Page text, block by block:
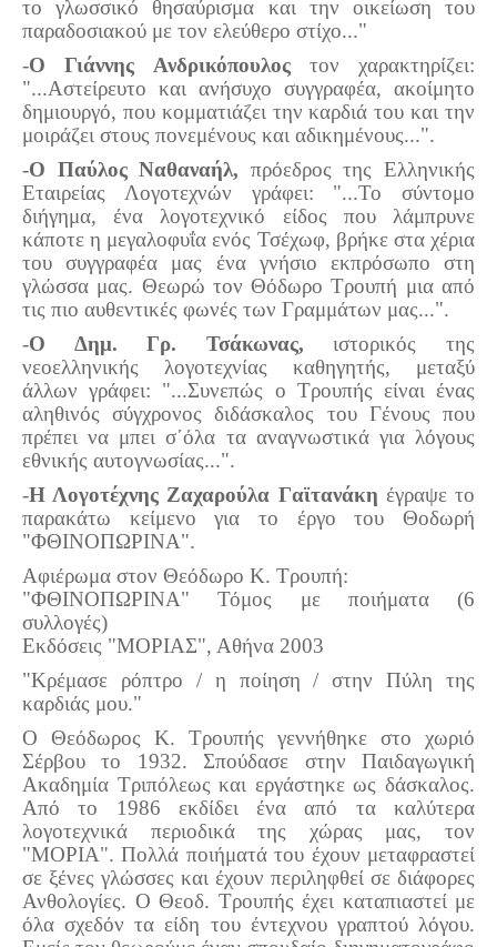
το γλωσσικό θησαύρισμα και την οικείωση του
παραδοσιακού με τον ελεύθερο στίχο..."
-Ο Γιάννης Ανδρικόπουλοςτον χαρακτηρίζει:
"...Αστείρευτο και ανήσυχο συγγραφέα, ακοίμητο
δημιουργό, που κομματιάζει την καρδιά του και την
μοιράζει στους πονεμένους και αδικημένους...".
-Ο Παύλος Ναθαναήλ, πρόεδρος της Ελληνικής
Εταιρείας Λογοτεχνών γράφει: "...Το σύντομο
διήγημα, ένα λογοτεχνικό είδος που λάμπρυνε
κάποτε η μεγαλοφυΐα ενός Τσέχωφ, βρήκε στα χέρια
του συγγραφέα μας ένα γνήσιο εκπρόσωπο στη
γλώσσα μας. Θεωρώ τον Θόδωρο Τρουπή μια από
τις πιο αυθεντικές φωνές των Γραμμάτων μας...".
-Ο Δημ. Γρ. Τσάκωνας, ιστορικός της
νεοελληνικής λογοτεχνίας καθηγητής, μεταξύ
άλλων γράφει: "...Συνεπώς ο Τρουπής είναι ένας
αληθινός σύγχρονος διδάσκαλος του Γένους που
πρέπει να μπει σ΄όλα τα αναγνωστικά για λόγους
εθνικής αυτογνωσίας...".
-Η Λογοτέχνης Ζαχαρούλα Γαϊτανάκη έγραψε το
παρακάτω κείμενο για το έργο του Θοδωρή
"ΦΘΙΝΟΠΩΡΙΝΑ".
Aφιέρωμα στον Θεόδωρο Κ. Τρουπή:
"ΦΘΙΝΟΠΩΡΙΝΑ" Τόμος με ποιήματα (6
συλλογές)
Eκδόσεις "ΜΟΡΙΑΣ", Αθήνα 2003
"Κρέμασε ρόπτρο / η ποίηση / στην Πύλη της
καρδιάς μου."
Ο Θεόδωρος Κ. Τρουπής γεννήθηκε στο χωριό
Σέρβου το 1932. Σπούδασε στην Παιδαγωγική
Ακαδημία Τριπόλεως και εργάστηκε ως δάσκαλος.
Από το 1986 εκδίδει ένα από τα καλύτερα
λογοτεχνικά περιοδικά της χώρας μας, τον
"ΜΟΡΙΑ". Πολλά ποιήματά του έχουν μεταφραστεί
σε ξένες γλώσσες και έχουν περιληφθεί σε διάφορες
Ανθολογίες. Ο Θεοδ. Τρουπής έχει καταπιαστεί με
όλα σχεδόν τα είδη του έντεχνου γραπτού λόγου.